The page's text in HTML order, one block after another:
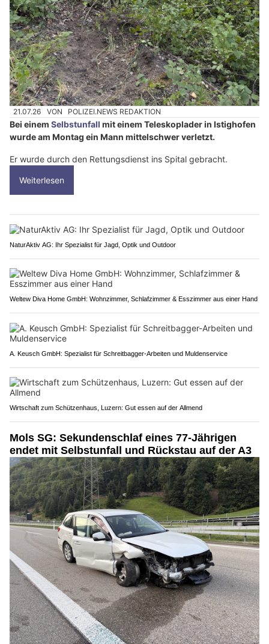
21.07.26 VON POLIZEI.NEWS REDAKTION
Bei einem Selbstunfall mit einem Teleskoplader in Istighofen
wurde am Montag ein Mann mittelschwer verletzt.
Er wurde durch den Rettungsdienst ins Spital gebracht.
Weiterlesen
NaturAktiv AG: Ihr Spezialist für Jagd, Optik und Outdoor
Weltew Diva Home GmbH: Wohnzimmer, Schlafzimmer & Esszimmer aus einer Hand
A. Keusch GmbH: Spezialist für Schreitbagger-Arbeiten und Muldenservice
Wirtschaft zum Schützenhaus, Luzern: Gut essen auf der Allmend
Mols SG: Sekundenschlaf eines 77-Jährigen
endet mit Selbstunfall und Rückstau auf der A3